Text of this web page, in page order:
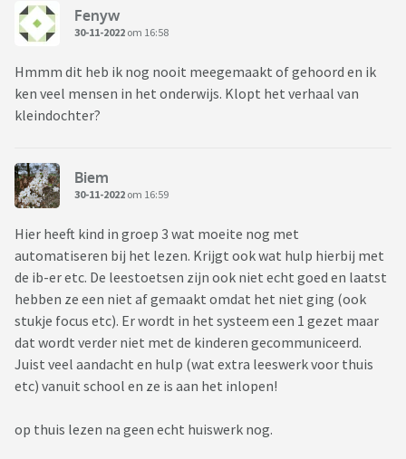
Fenyw
30-11-2022 om 16:58
Hmmm dit heb ik nog nooit meegemaakt of gehoord en ik
ken veel mensen in het onderwijs. Klopt het verhaal van
kleindochter?
Biem
30-11-2022 om 16:59
Hier heeft kind in groep 3 wat moeite nog met
automatiseren bij het lezen. Krijgt ook wat hulp hierbij met
de ib-er etc. De leestoetsen zijn ook niet echt goed en laatst
hebben ze een niet af gemaakt omdat het niet ging (ook
stukje focus etc). Er wordt in het systeem een 1 gezet maar
dat wordt verder niet met de kinderen gecommuniceerd.
Juist veel aandacht en hulp (wat extra leeswerk voor thuis
etc) vanuit school en ze is aan het inlopen!
op thuis lezen na geen echt huiswerk nog.